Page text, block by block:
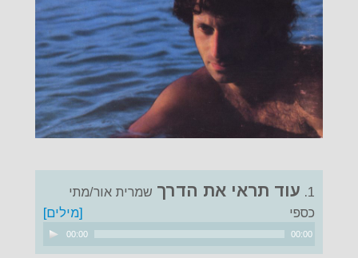
1. עוד תראי את הדרך שמרית אור/מתי
כספי
[מילים]
נגן
אודיו
00:00 00:00